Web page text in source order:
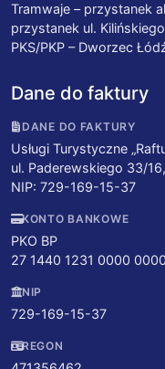
Tramwaje – przystanek
przystanek ul.
PKS/PKP – Dworzec
Dane do faktury
DANE DO FAKTURY
Usługi Turystyczne
ul. Paderewskiego 33/
NIP: 729-169-15-37
KONTO BANKOWE
PKO BP
27 1440 1231 0000
NIP
729-169-15-37
REGON